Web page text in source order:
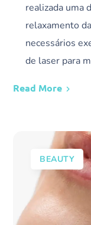
realizada uma
relaxamento
necessários
de laser para
Read More
BEAUTY